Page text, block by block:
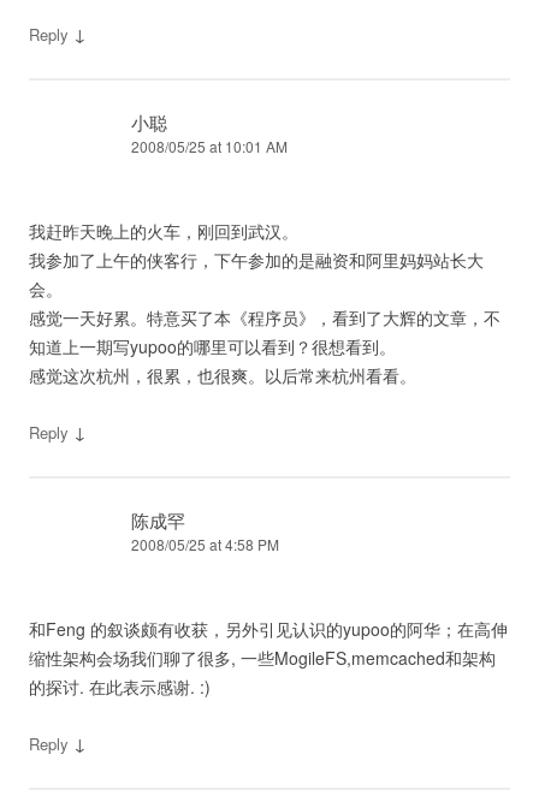
Reply ↓
小聪
2008/05/25 at 10:01 AM
我赶昨天晚上的火车，刚回到武汉。
我参加了上午的侠客行，下午参加的是融资和阿里妈妈站长大
会。
感觉一天好累。特意买了本《程序员》，看到了大辉的文章，不
知道上一期写yupoo的哪里可以看到？很想看到。
感觉这次杭州，很累，也很爽。以后常来杭州看看。
Reply ↓
陈成罕
2008/05/25 at 4:58 PM
和Feng 的叙谈颇有收获，另外引见认识的yupoo的阿华；在高伸
缩性架构会场我们聊了很多, 一些MogileFS,memcached和架构
的探讨. 在此表示感谢. :)
Reply ↓